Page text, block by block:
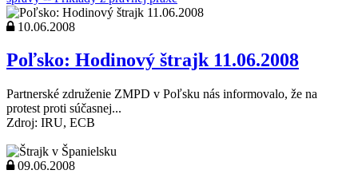
10.06.2008
Poľsko: Hodinový štrajk 11.06.2008
Partnerské združenie ZMPD v Poľsku nás informovalo, že na
protest proti súčasnej...
Zdroj: IRU, ECB
09.06.2008